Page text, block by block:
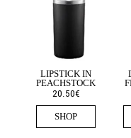
LIPSTICK IN
PEACHSTOCK
20.50€
SHOP